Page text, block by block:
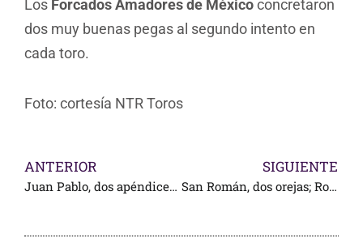
Los Forcados Amadores de Méxicoconcretaron
dos muy buenas pegas al segundo intento en
cada toro.
Foto: cortesía NTR Toros
ANTERIOR
Juan Pablo, dos apéndices; Tomás, uno; en Ags.
SIGUIENTE
San Román, dos orejas; Roca una y entrega de Silveti en Monterrey